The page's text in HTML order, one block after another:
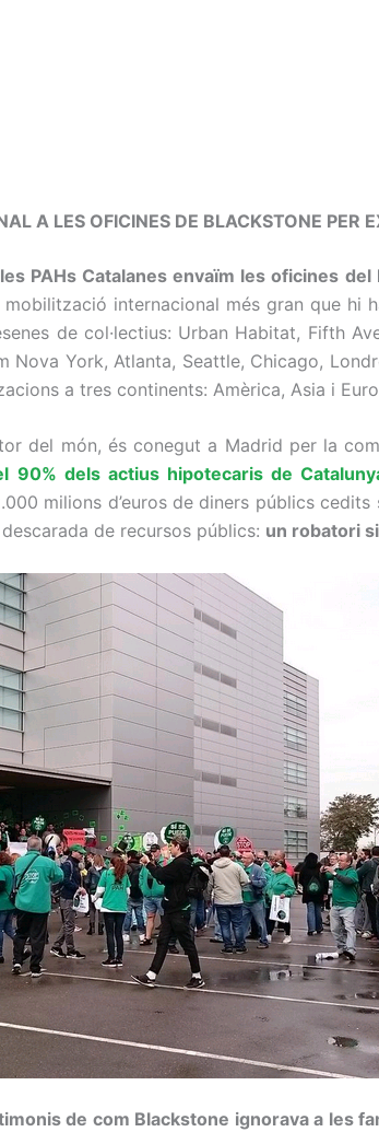
A LES OFICINES DE BLACKSTONE PER
PAHs Catalanes envaïm les oficines
internacional més gran que hi
de col·lectius: Urban Habitat, Fifth
Nova York, Atlanta, Seattle, Chicago,
a tres continents: Amèrica, Asia i
del món, és conegut a Madrid per la
90% dels actius hipotecaris de
milions d’euros de diners públics cedits
de recursos públics: un robatori
de com Blackstone ignorava a les